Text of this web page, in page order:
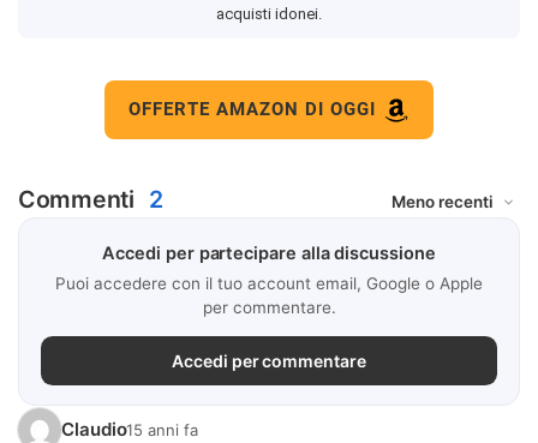
acquisti idonei.
OFFERTE AMAZON DI OGGI
Commenti 2
Accedi per partecipare alla discussione
Puoi accedere con il tuo account email, Google o Apple
per commentare.
Accedi per commentare
Claudio15 anni fa